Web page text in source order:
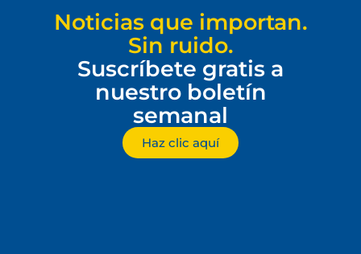
Noticias que importan.
Sin ruido.
Suscríbete gratis a
nuestro boletín
semanal
Haz clic aquí